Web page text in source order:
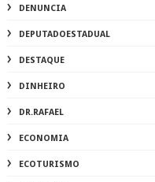
DENUNCIA
DEPUTADOESTADUAL
DESTAQUE
DINHEIRO
DR.RAFAEL
ECONOMIA
ECOTURISMO